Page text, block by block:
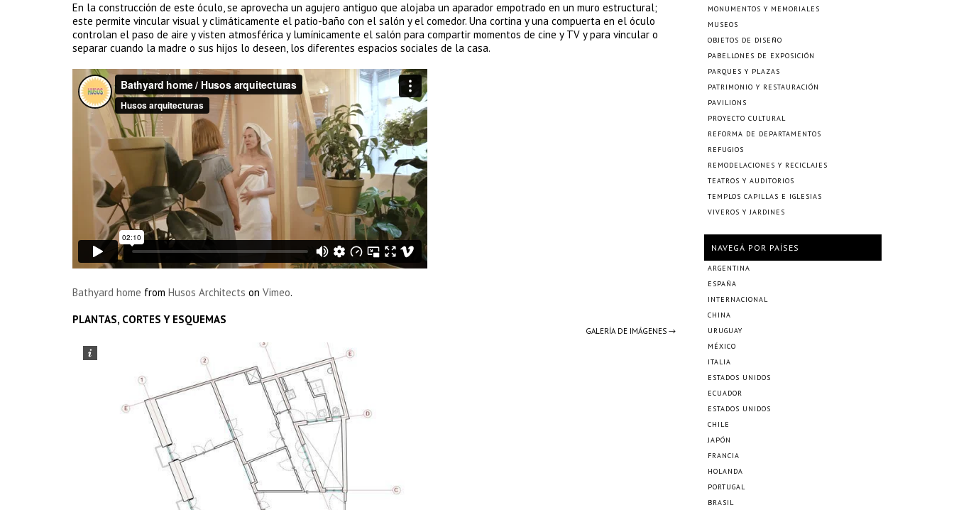
En la construcción de este óculo, se aprovecha un agujero antiguo que alojaba un aparador empotrado en un muro estructural;
este permite vincular visual y climáticamente el patio-baño con el salón y el comedor. Una cortina y una compuerta en el óculo
controlan el paso de aire y visten atmosférica y lumínicamente el salón para compartir momentos de cine y TV y para vincular o
separar cuando la madre o sus hijos lo deseen, los diferentes espacios sociales de la casa.
Bathyard home from Husos Architects on Vimeo.
PLANTAS, CORTES Y ESQUEMAS
GALERÍA DE IMÁGENES →
MONUMENTOS Y MEMORIALES
MUSEOS
OBJETOS DE DISEÑO
PABELLONES DE EXPOSICIÓN
PARQUES Y PLAZAS
PATRIMONIO Y RESTAURACIÓN
PAVILIONS
PROYECTO CULTURAL
REFORMA DE DEPARTAMENTOS
REFUGIOS
REMODELACIONES Y RECICLAJES
TEATROS Y AUDITORIOS
TEMPLOS CAPILLAS E IGLESIAS
VIVEROS Y JARDINES
NAVEGÁ POR PAÍSES
ARGENTINA
ESPAÑA
INTERNACIONAL
CHINA
URUGUAY
MÉXICO
ITALIA
ESTADOS UNIDOS
ECUADOR
ESTADOS UNIDOS
CHILE
JAPÓN
FRANCIA
HOLANDA
PORTUGAL
BRASIL